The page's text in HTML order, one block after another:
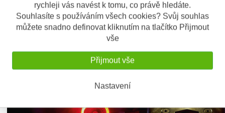
rychleji vás navést k tomu, co právě hledáte.
Souhlasíte s používáním všech cookies? Svůj souhlas
můžete snadno definovat kliknutím na tlačítko Přijmout
vše
Přijmout vše
Nastavení
Barva:
Tělo: chromované